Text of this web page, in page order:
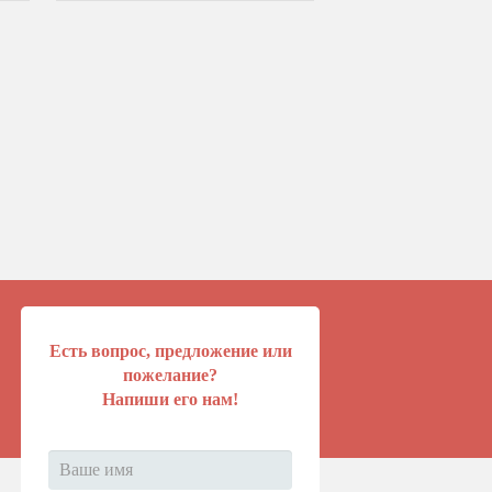
Есть вопрос, предложение или
пожелание?
Напиши его нам!